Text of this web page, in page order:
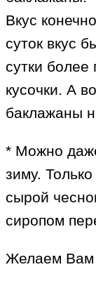
Вкус
суток вкус
сутки
кусочки. А
баклажаны
* Можно
зиму.
сырой
сиропом
Желаем Вам